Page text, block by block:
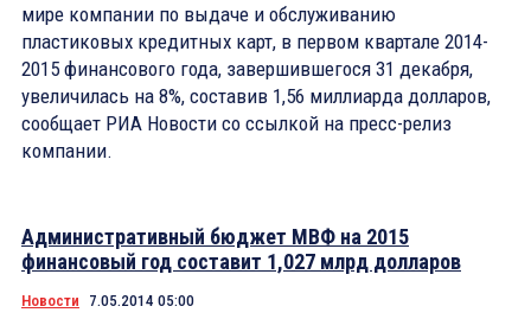
мире компании по выдаче и обслуживанию
пластиковых кредитных карт, в первом квартале 2014-
2015 финансового года, завершившегося 31 декабря,
увеличилась на 8%, составив 1,56 миллиарда долларов,
сообщает РИА Новости со ссылкой на пресс-релиз
компании.
Административный бюджет МВФ на 2015
финансовый год составит 1,027 млрд долларов
Новости 7.05.2014 05:00